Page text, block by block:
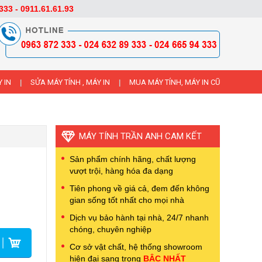
IN SỬA MÁY TÍNH , MÁY IN MUA MÁY TÍNH, MÁY IN CŨ
MÁY TÍNH TRẦN ANH CAM KẾT
Sản phẩm chính hãng, chất lượng
vượt trội, hàng hóa đa dạng
Tiên phong về giá cả, đem đến không
gian sống tốt nhất cho mọi nhà
Dịch vụ bảo hành tại nhà, 24/7 nhanh
chóng, chuyên nghiệp
Cơ sở vật chất, hệ thống showroom
hiện đại sang trọng BẬC NHẤT
- 0911.61.61.93